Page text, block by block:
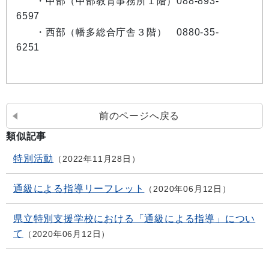
6597
・西部（幡多総合庁舎３階） 0880-35-
6251
前のページへ戻る
類似記事
特別活動 2022年11月28日
通級による指導リーフレット 2020年06月12日
県立特別支援学校における「通級による指導」につい
て
2020年06月12日